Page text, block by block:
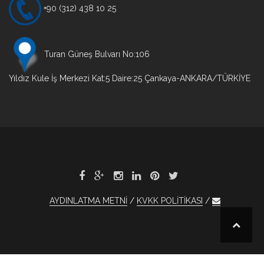
+90 (312) 438 10 25
Turan Güneş Bulvarı No:106
Yıldız Kule İş Merkezi Kat:5 Daire:25 Çankaya-ANKARA/TÜRKİYE
AYDINLATMA METNİ KVKK POLİTİKASI